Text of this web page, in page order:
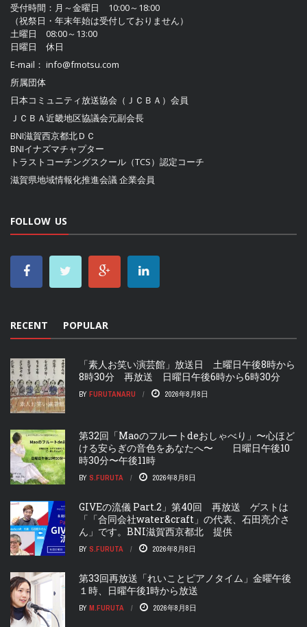
受付時間：月～金曜日 10:00～18:00
（祝祭日・年末年始は受付しておりません）
土曜日 08:00～13:00
日曜日 休日
E-mail： info@fmotsu.com
所属団体
日本コミュニティ放送協会（ＪＣＢＡ） 会員
ＪＣＢＡ近畿地区協議会元副会長
BNI滋賀西京都北ＤＣ
BNIイナズマチャプター
トラストコーチングスクール（TCS）認定コーチ
滋賀県地域情報化推進会議 企業会員
FOLLOW US
RECENT POPULAR
「素人お笑い演芸館」放送日 土曜日午後8時から
8時30分 再放送 日曜日午後6時から6時30分
BY FURUTANARU 2026年8月8日
第32回「Maoのフルートdeおしゃべり」〜心ほど
ける安らぎの音色をあなたへ〜 日曜日午後10
時30分〜午後11時
BY S.FURUTA 2026年8月8日
GIVEの流儀 Part.2」第40回 再放送 ゲストは
「「合同会社water&craft」の代表、石田亮介さ
ん」です。BNI滋賀西京都北 提供
BY S.FURUTA 2026年8月8日
第33回再放送「れいことピアノタイム」金曜午後
１時、日曜午後1時から放送
BY M.FURUTA 2026年8月8日